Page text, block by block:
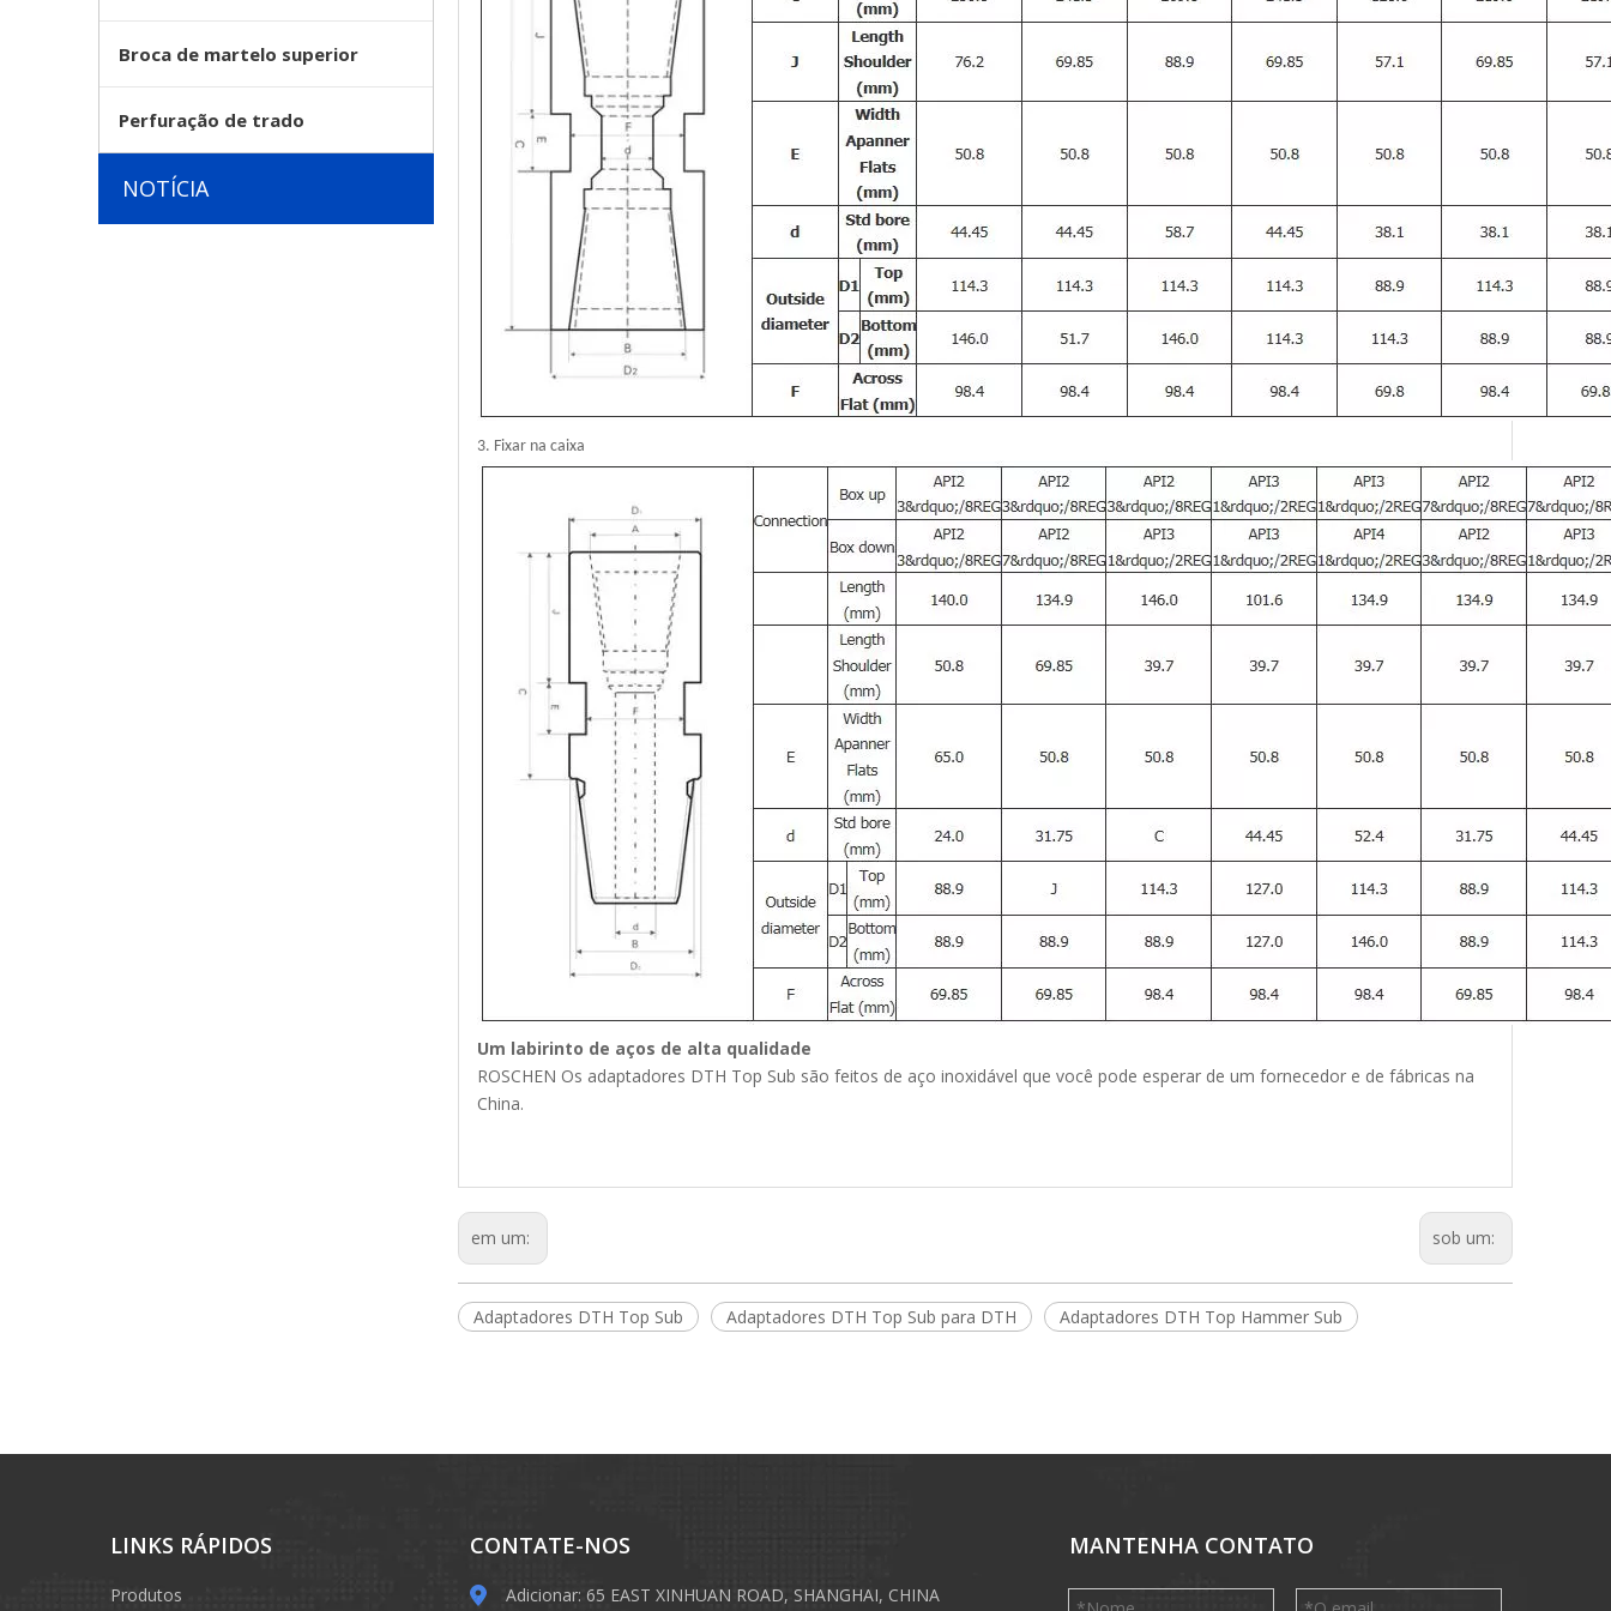
Broca de martelo superior
Perfuração de trado
NOTÍCIA
3. Fixar na caixa
Um labirinto de aços de alta qualidade
ROSCHEN Os adaptadores DTH Top Sub são feitos de aço inoxidável que você pode esperar de um fornecedor e de fábricas na
China.
em um: sob um:
Adaptadores DTH Top Sub Adaptadores DTH Top Sub para DTH Adaptadores DTH Top Hammer Sub
LINKS RÁPIDOS
Produtos
CONTATE-NOS
Adicionar: 65 EAST XINHUAN ROAD, SHANGHAI, CHINA
MANTENHA CONTATO